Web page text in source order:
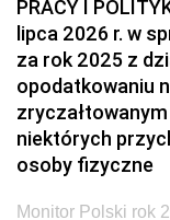
PRACY I
lipca 2026 r. w
za rok 2025 z
opodatkowaniu
niektórych
osoby fizyczne
Monitor Polski rok